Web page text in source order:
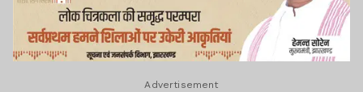
Advertisement